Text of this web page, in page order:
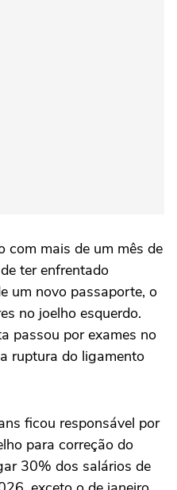
com mais de um mês de
ter enfrentado
um novo passaporte, o
no joelho esquerdo.
passou por exames no
ruptura do ligamento
ficou responsável por
para correção do
30% dos salários de